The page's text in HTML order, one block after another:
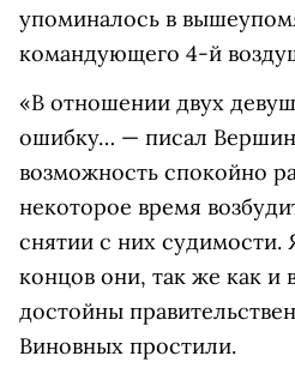
упоминалось в
командующего 4-й
«В отношении двух
ошибку… — писал
возможность спокойно
некоторое время
снятии с них судимости.
концов они, так же как и
достойны
Виновных простили.